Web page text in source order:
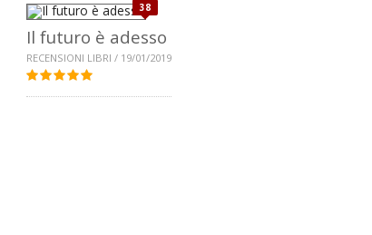
38
Il futuro è adesso
RECENSIONI LIBRI / 19/01/2019